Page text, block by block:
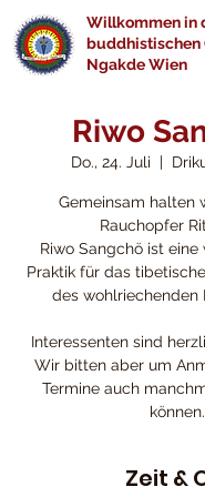
Willkommen in
buddhistischen
Ngakde Wien
Riwo
Do., 24. Juli
  |
Gemeinsam halten
Rauchopfer
Riwo Sangchö ist
Praktik für das
des wohlriechenden
Interessenten sind
Wir bitten aber um
Termine auch
können.
Zeit &